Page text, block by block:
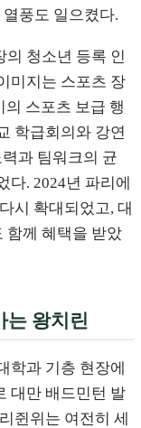
풍도 일으켰다.
의 청소년 등록 인
미지는 스포츠 장
의 스포츠 보급 행
학급회의와 강연
과 팀워크의 균
다. 2024년 파리에
시 확대되었고, 대
함께 혜택을 받았
는 왕치린
학과 기층 현장에
대만 배드민턴 발
쥔위는 여전히 세